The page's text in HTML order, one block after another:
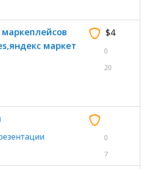
$4
0
20
маркет
0
7